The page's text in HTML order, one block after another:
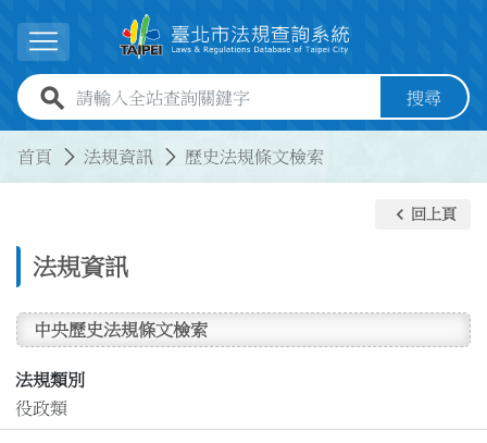
展開選單
全站查詢關鍵字欄位 搜尋
首頁 法規資訊 歷史法規條文檢索
法規資訊
keyboard_arrow_left 回上頁
中央歷史法規條文檢索
法規類別
役政類